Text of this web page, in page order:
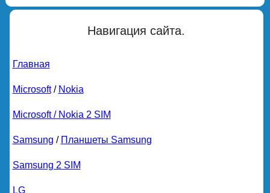
Навигация сайта.
Главная
Microsoft/ Nokia
Microsoft / Nokia 2 SIM
Samsung / Планшеты Samsung
Samsung 2 SIM
LG